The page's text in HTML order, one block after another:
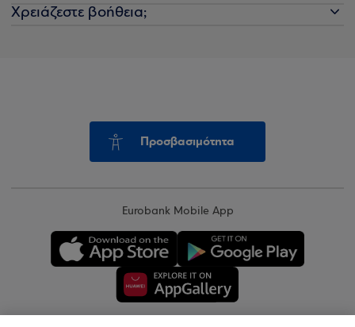
Χρειάζεστε βοήθεια;
Προσβασιμότητα
Eurobank Mobile App